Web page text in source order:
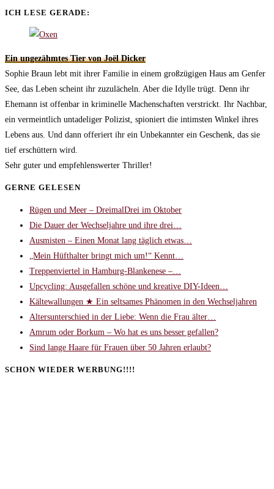
ICH LESE GERADE:
Ein ungezähmtes Tier von Joël Dicker
Sophie Braun lebt mit ihrer Familie in einem großzügigen Haus am Genfer
See, das Leben scheint ihr zuzulächeln. Aber die Idylle trügt. Denn ihr
Ehemann ist offenbar in kriminelle Machenschaften verstrickt. Ihr Nachbar,
ein vermeintlich untadeliger Polizist, spioniert die intimsten Winkel ihres
Lebens aus. Und dann offeriert ihr ein Unbekannter ein Geschenk, das sie
tief erschüttern wird.
Sehr guter und empfehlenswerter Thriller!
GERNE GELESEN
Rügen und Meer – DreimalDrei im Oktober
Die Dauer der Wechseljahre und ihre drei…
Ausmisten – Einen Monat lang täglich etwas…
„Mein Hüfthalter bringt mich um!“ Kennt…
Treppenviertel in Hamburg-Blankenese –…
Upcycling: Ausgefallen schöne und kreative DIY-Ideen…
Kältewallungen ★ Ein seltsames Phänomen in den Wechseljahren
Altersunterschied in der Liebe: Wenn die Frau älter…
Amrum oder Borkum – Wo hat es uns besser gefallen?
Sind lange Haare für Frauen über 50 Jahren erlaubt?
SCHON WIEDER WERBUNG!!!!